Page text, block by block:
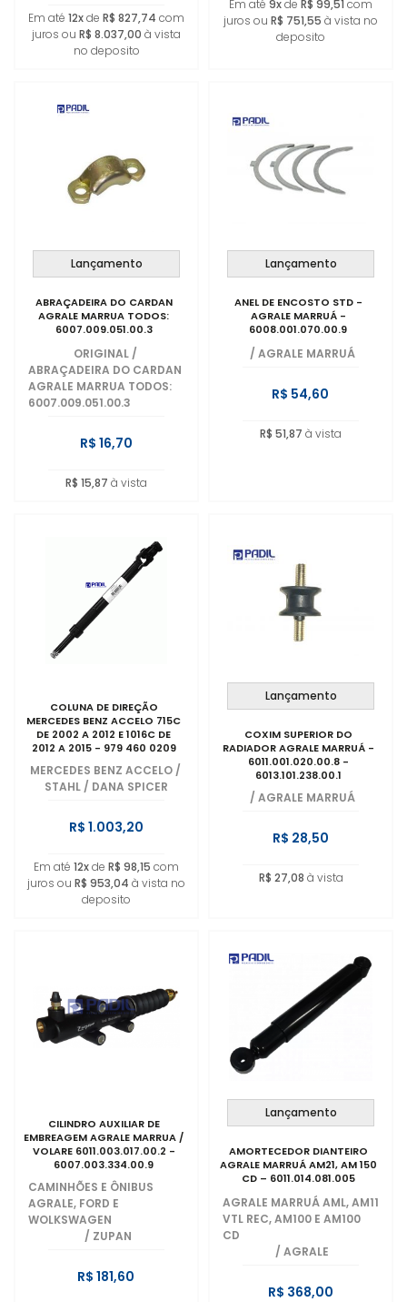
Em até 12xde R$ 827,74 com
juros ou R$ 8.037,00 à vista
no deposito
Em até 9xde R$ 99,51 com
juros ou R$ 751,55 à vista no
deposito
Lançamento
ABRAÇADEIRA DO CARDAN
AGRALE MARRUA TODOS:
6007.009.051.00.3
ORIGINAL /
ABRAÇADEIRA DO CARDAN
AGRALE MARRUA TODOS:
6007.009.051.00.3
R$ 16,70
R$ 15,87 à vista
Lançamento
ANEL DE ENCOSTO STD -
AGRALE MARRUÁ -
6008.001.070.00.9
/ AGRALE MARRUÁ
R$ 54,60
R$ 51,87 à vista
COLUNA DE DIREÇÃO
MERCEDES BENZ ACCELO 715C
DE 2002 A 2012 E 1016C DE
2012 A 2015 - 979 460 0209
MERCEDES BENZ ACCELO /
STAHL / DANA SPICER
R$ 1.003,20
Em até 12xde R$ 98,15 com
juros ou R$ 953,04 à vista no
deposito
Lançamento
COXIM SUPERIOR DO
RADIADOR AGRALE MARRUÁ -
6011.001.020.00.8 -
6013.101.238.00.1
/ AGRALE MARRUÁ
R$ 28,50
R$ 27,08 à vista
CILINDRO AUXILIAR DE
EMBREAGEM AGRALE MARRUA /
VOLARE 6011.003.017.00.2 -
6007.003.334.00.9
CAMINHÕES E ÔNIBUS
AGRALE, FORD E
WOLKSWAGEN
/ ZUPAN
R$ 181,60
Lançamento
AMORTECEDOR DIANTEIRO
AGRALE MARRUÁ AM21, AM 150
CD – 6011.014.081.005
AGRALE MARRUÁ AML, AM11
VTL REC, AM100 E AM100
CD
/ AGRALE
R$ 368,00